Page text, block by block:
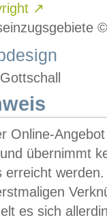
↗
Online-
übernimmt
erreicht
es sich